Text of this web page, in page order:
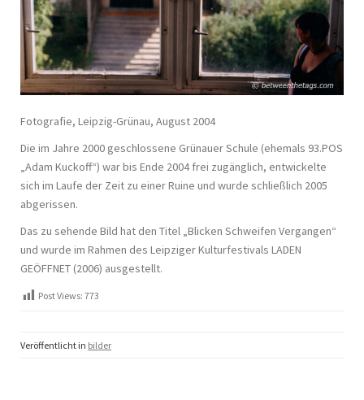
Fotografie, Leipzig-Grünau, August 2004
Die im Jahre 2000 geschlossene Grünauer Schule (ehemals 93.POS
„Adam Kuckoff“) war bis Ende 2004 frei zugänglich, entwickelte
sich im Laufe der Zeit zu einer Ruine und wurde schließlich 2005
abgerissen.
Das zu sehende Bild hat den Titel „Blicken Schweifen Vergangen“
und wurde im Rahmen des Leipziger Kulturfestivals LADEN
GEÖFFNET (2006) ausgestellt.
Post Views: 773
Veröffentlicht in bilder